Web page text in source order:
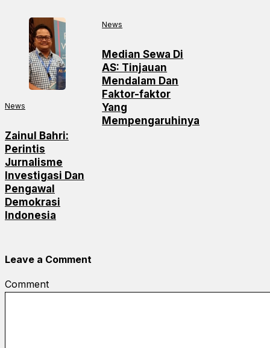
News
Zainul Bahri:
Perintis
Jurnalisme
Investigasi Dan
Pengawal
Demokrasi
Indonesia
News
Median Sewa Di
AS: Tinjauan
Mendalam Dan
Faktor-faktor
Yang
Mempengaruhinya
Leave a Comment
Comment